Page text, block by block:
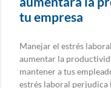
tu empresa
Manejar el estrés
aumentar la
mantener a tus
estrés laboral perjudica